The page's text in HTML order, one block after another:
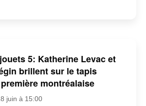
5: Katherine Levac et
brillent sur le tapis
montréalaise
juin à 15:00